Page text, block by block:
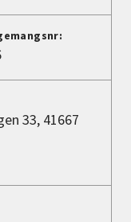
33, 41667